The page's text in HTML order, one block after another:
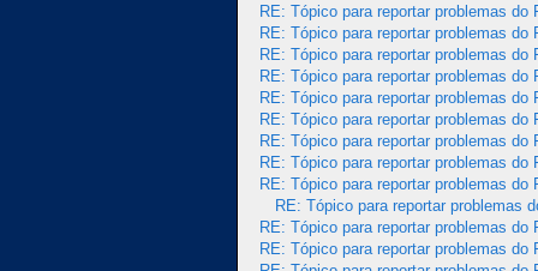
RE: Tópico para reportar problemas do
RE: Tópico para reportar problemas do
RE: Tópico para reportar problemas do
RE: Tópico para reportar problemas do
RE: Tópico para reportar problemas do
RE: Tópico para reportar problemas do
RE: Tópico para reportar problemas do
RE: Tópico para reportar problemas do
RE: Tópico para reportar problemas do
RE: Tópico para reportar problemas
RE: Tópico para reportar problemas do
RE: Tópico para reportar problemas do